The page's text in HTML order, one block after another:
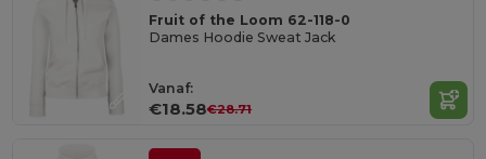
Fruit of the Loom 62-118-0
Dames Hoodie Sweat Jack
Vanaf:
€18.58€28.71